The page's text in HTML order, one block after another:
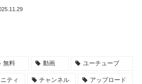
無料 動画 ユーチューブ
ティ チャンネル アップロード